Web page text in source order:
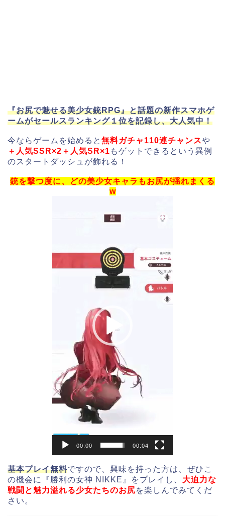
『お尻で魅せる美少女銃RPG』と話題の新作スマホゲ
ームがセールスランキング１位を記録し、大人気中！
今ならゲームを始めると 無料ガチャ110連チャンスや
＋人気SSR×2＋人気SR×1 もゲットできるという異例
のスタートダッシュが飾れる！
銃を撃つ度に、どの美少女キャラもお尻が揺れまくる
w
プ
ヤ
ー
00:00 00:04
基本プレイ無料ですので、興味を持った方は、ぜひこ
の機会に『勝利の女神 NIKKE』をプレイし、 大迫力な
戦闘と魅力溢れる少女たちのお尻を楽しんでみてくだ
さい。